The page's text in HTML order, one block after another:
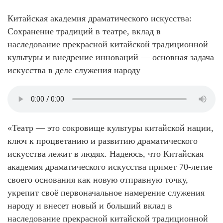
Китайская академия драматического искусства:
Сохранение традиций в театре, вклад в
наследование прекрасной китайской традиционной
культуры и внедрение инноваций — основная задача
искусства в деле служения народу
«Театр — это сокровище культуры китайской нации,
ключ к процветанию и развитию драматического
искусства лежит в людях. Надеюсь, что Китайская
академия драматического искусства примет 70-летие
своего основания как новую отправную точку,
укрепит своё первоначальное намерение служения
народу и внесет новый и больший вклад в
наследование прекрасной китайской традиционной